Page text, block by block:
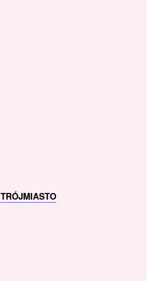
TRÓJMIASTO